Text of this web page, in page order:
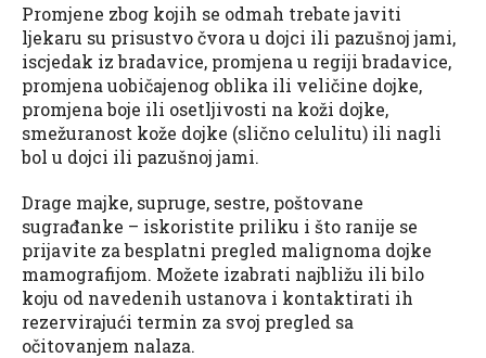
Promjene zbog kojih se odmah trebate javiti
ljekaru su prisustvo čvora u dojci ili pazušnoj jami,
iscjedak iz bradavice, promjena u regiji bradavice,
promjena uobičajenog oblika ili veličine dojke,
promjena boje ili osetljivosti na koži dojke,
smežuranost kože dojke (slično celulitu) ili nagli
bol u dojci ili pazušnoj jami.
Drage majke, supruge, sestre, poštovane
sugrađanke – iskoristite priliku i što ranije se
prijavite za besplatni pregled malignoma dojke
mamografijom. Možete izabrati najbližu ili bilo
koju od navedenih ustanova i kontaktirati ih
rezervirajući termin za svoj pregled sa
očitovanjem nalaza.